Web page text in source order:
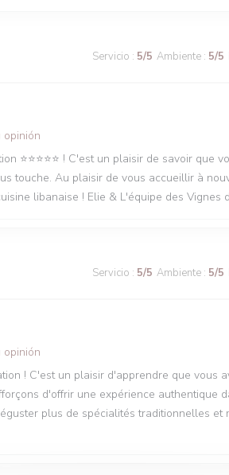
Servicio : 5/5 Ambiente : 5/5
opinión
⭐️⭐️⭐️⭐️⭐️ ! C'est un plaisir de savoir que
touche. Au plaisir de vous accueillir à
libanaise ! Elie & L'équipe des Vignes
Servicio : 5/5 Ambiente : 5/5
opinión
! C'est un plaisir d'apprendre que vous
d'offrir une expérience authentique
plus de spécialités traditionnelles et